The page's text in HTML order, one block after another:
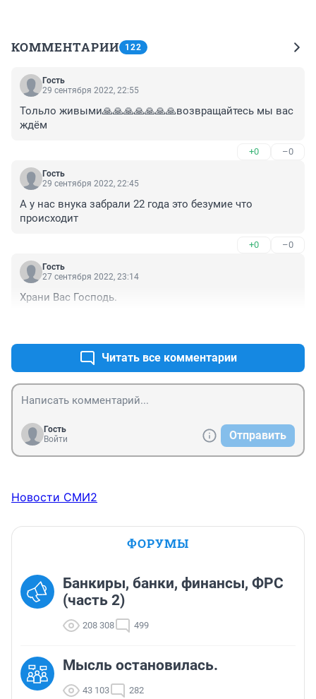
КОММЕНТАРИИ 122
Гость
29 сентября 2022, 22:55
Тольло живыми🙏🙏🙏🙏🙏🙏🙏возвращайтесь мы вас
ждём
+0 –0
Гость
29 сентября 2022, 22:45
А у нас внука забрали 22 года это безумие что
происходит
+0 –0
Гость
27 сентября 2022, 23:14
Храни Вас Господь.
Читать все комментарии
Гость
Войти
Отправить
Новости СМИ2
ФОРУМЫ
Банкиры, банки, финансы, ФРС
(часть 2)
208 308 499
Мысль остановилась.
43 103 282